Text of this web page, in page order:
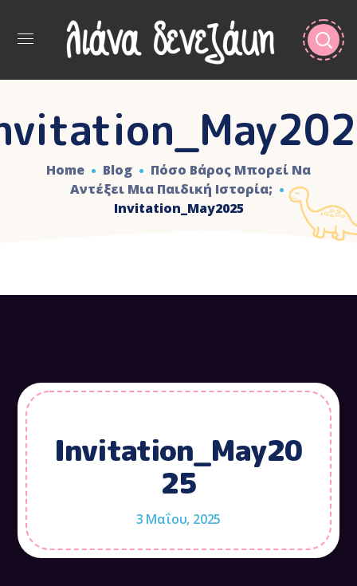
Home Blog
Πόσο Βάρος Μπορεί Να
Αντέξει Μια Παιδική Ιστορία;
Invitation_May2025
Invitation_May20
25
3 Μαΐου, 2025